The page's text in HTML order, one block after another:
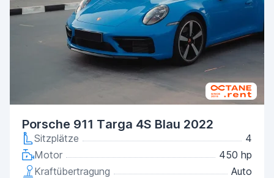
Porsche 911 Targa 4S Blau 2022
Sitzplätze
4
Motor
450 hp
Kraftübertragung
Auto